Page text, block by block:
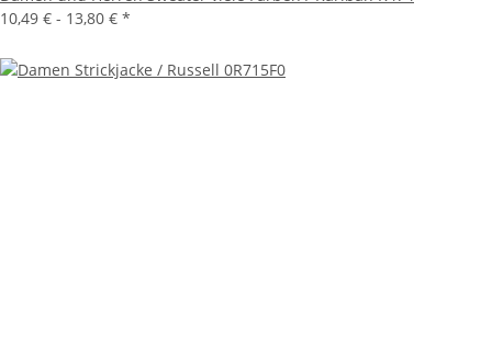
10,49 € - 13,80 € *